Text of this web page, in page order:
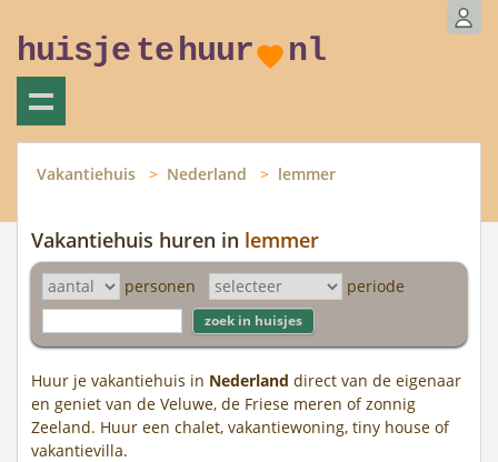
huisje tehuur nl
Vakantiehuis Nederland lemmer
Vakantiehuis huren in lemmer
personen periode
Huur je vakantiehuis in Nederland direct van de eigenaar
en geniet van de Veluwe, de Friese meren of zonnig
Zeeland. Huur een chalet, vakantiewoning, tiny house of
vakantievilla.